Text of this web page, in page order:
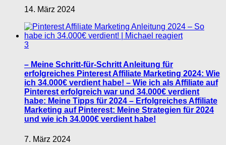
14. März 2024
3
– Meine Schritt-für-Schritt Anleitung für
erfolgreiches Pinterest Affiliate Marketing 2024: Wie
ich 34.000€ verdient habe! – Wie ich als Affiliate auf
Pinterest erfolgreich war und 34.000€ verdient
habe: Meine Tipps für 2024 – Erfolgreiches Affiliate
Marketing auf Pinterest: Meine Strategien für 2024
und wie ich 34.000€ verdient habe!
7. März 2024